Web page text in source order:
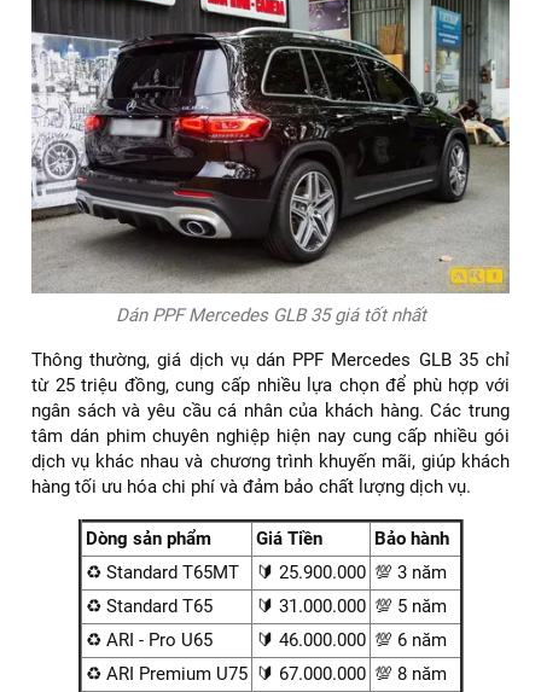
Chi phí dán PPF Mercedes GLB 35 bao nhiêu
tiền?
Chi phí cho việc dán PPF Mercedes GLB 35 có thể thay đổi
tùy theo nhiều yếu tố. Để bảo vệ nội thất xe một cách
chuyên nghiệp, việc lựa chọn dịch vụ dán PPF là một quyết
định đầu tư thông minh. Giá cả cho dịch vụ này không cố
định và phụ thuộc vào chất lượng của vật liệu, diện tích cần
bảo vệ, và uy tín của địa điểm cung cấp dịch vụ.
Dán PPF Mercedes GLB 35 giá tốt nhất
Thông thường, giá dịch vụ dán PPF Mercedes GLB 35 chỉ
từ 25 triệu đồng, cung cấp nhiều lựa chọn để phù hợp với